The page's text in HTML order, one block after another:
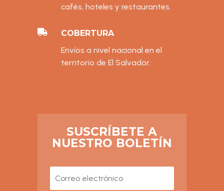
cafés, hoteles y restaurantes.

COBERTURA
Envíos a nivel nacional en el
territorio de El Salvador.
SUSCRÍBETE A
NUESTRO BOLETÍN